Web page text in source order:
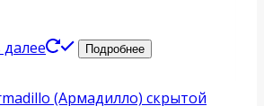
Подробнее